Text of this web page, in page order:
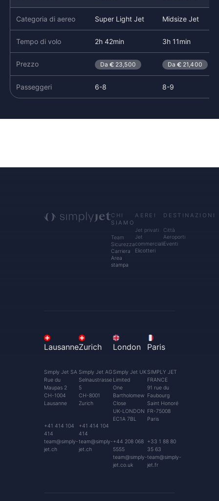
Categoria di aereo Super Light Jet Midsize Jet
Tempo di volo 2h 42min 3h 11min
Prezzo Da 23,500 Da 21,400
Passeggeri 6-8 8-9
CHI
SIAMO
Team
Sicurezza
Carriera
Area
stampa
AEREI
Jet privati
Jet
commerciali
Elicotteri
DESTINAZIONI
Città
Aeroporti
Eventi
Lausanne
Simply Jet SA
Rue du
Maupas 2
CH-1004
Lausanne
+41 414 104
414
team@simply-
jet.ch
Zurich
Simply Jet AG
Selnaustrasse
5
CH-8001
Zurich
+41 414 104
414
team@simply-
jet.ch
London
Simply Jet UK
Limited
One
Bartholomew
Close
UK-LONDON
EC1A 7BL
+44 208 068
5555
team@simply-
jet.co.uk
Paris
SIMPLY JET
FRANCE
91 rue du
Faubourg
Saint Honoré
FR-75008
Paris
+33 1 88 80
35 63
team@simply-
jet.fr